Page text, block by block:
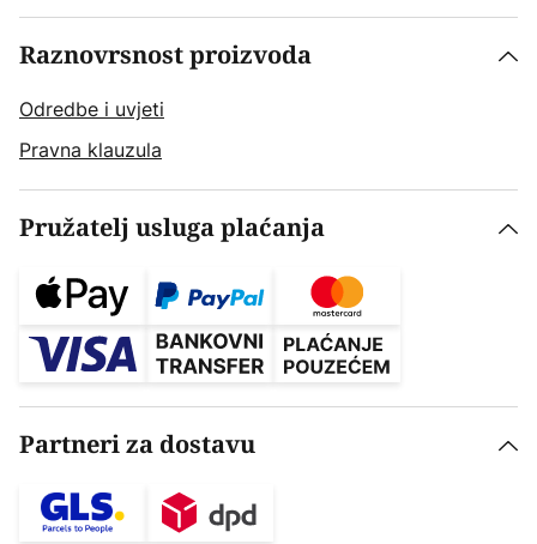
Raznovrsnost proizvoda
Odredbe i uvjeti
Pravna klauzula
Pružatelj usluga plaćanja
Partneri za dostavu